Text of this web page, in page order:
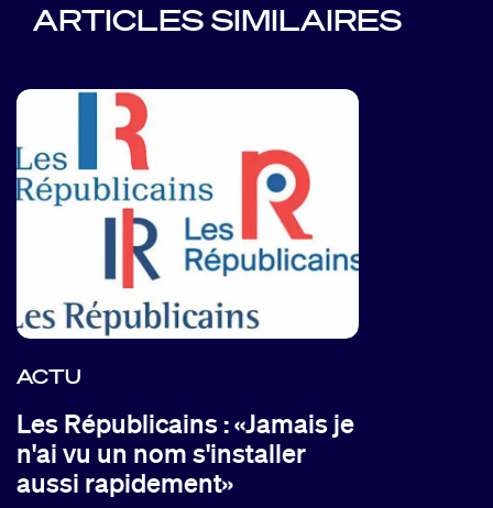
ARTICLES SIMILAIRES
ACTU
Les Républicains : «Jamais je
n'ai vu un nom s'installer
aussi rapidement»